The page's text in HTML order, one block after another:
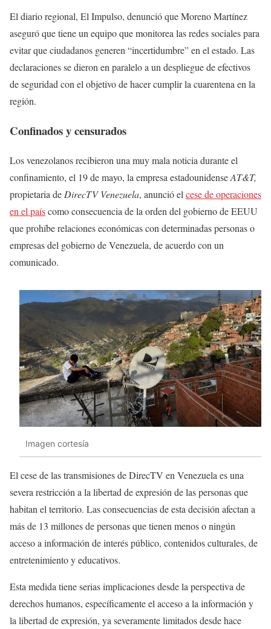
El diario regional, El Impulso, denunció que Moreno Martínez
aseguró que tiene un equipo que monitorea las redes sociales para
evitar que ciudadanos generen “incertidumbre” en el estado. Las
declaraciones se dieron en paralelo a un despliegue de efectivos
de seguridad con el objetivo de hacer cumplir la cuarentena en la
región.
Confinados y censurados
Los venezolanos recibieron una muy mala noticia durante el
confinamiento, el 19 de mayo, la empresa estadounidenseAT&T,
propietaria de DirecTV Venezuela, anunció el cese de operaciones
en el paíscomo consecuencia de la orden del gobierno de EEUU
que prohíbe relaciones económicas con determinadas personas o
empresas del gobierno de Venezuela, de acuerdo con un
comunicado.
Imagen cortesía
El cese de las transmisiones de DirecTV en Venezuela es una
severa restricción a la libertad de expresión de las personas que
habitan el territorio. Las consecuencias de esta decisión afectan a
más de 13 millones de personas que tienen menos o ningún
acceso a información de interés público, contenidos culturales, de
entretenimiento y educativos.
Esta medida tiene serias implicaciones desde la perspectiva de
derechos humanos, específicamente el acceso a la información y
la libertad de expresión, ya severamente limitados desde hace